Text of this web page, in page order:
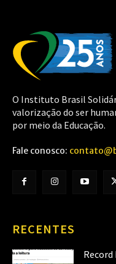
O Instituto Brasil
valorização do ser
por meio da Educação.
Fale conosco:
RECENTES
Record